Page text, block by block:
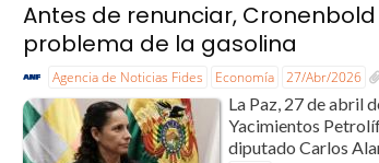
Antes de renunciar,
problema de la gasolina
Agencia de Noticias Fides Economía 27/Abr/2026
La Paz, 27 de abril
Yacimientos
diputado Carlos